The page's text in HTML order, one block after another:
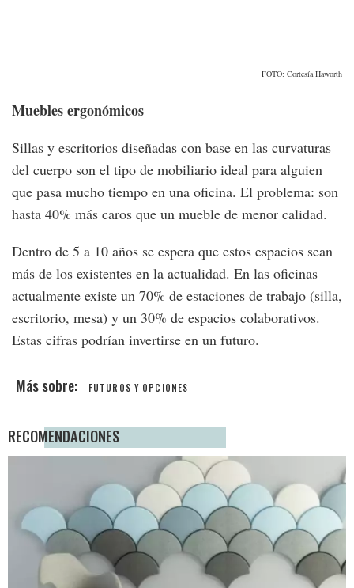
FOTO: Cortesía Haworth
Muebles ergonómicos
Sillas y escritorios diseñadas con base en las curvaturas
del cuerpo son el tipo de mobiliario ideal para alguien
que pasa mucho tiempo en una oficina. El problema: son
hasta 40% más caros que un mueble de menor calidad.
Dentro de 5 a 10 años se espera que estos espacios sean
más de los existentes en la actualidad. En las oficinas
actualmente existe un 70% de estaciones de trabajo (silla,
escritorio, mesa) y un 30% de espacios colaborativos.
Estas cifras podrían invertirse en un futuro.
FUTUROS Y OPCIONES
RECOMENDACIONES